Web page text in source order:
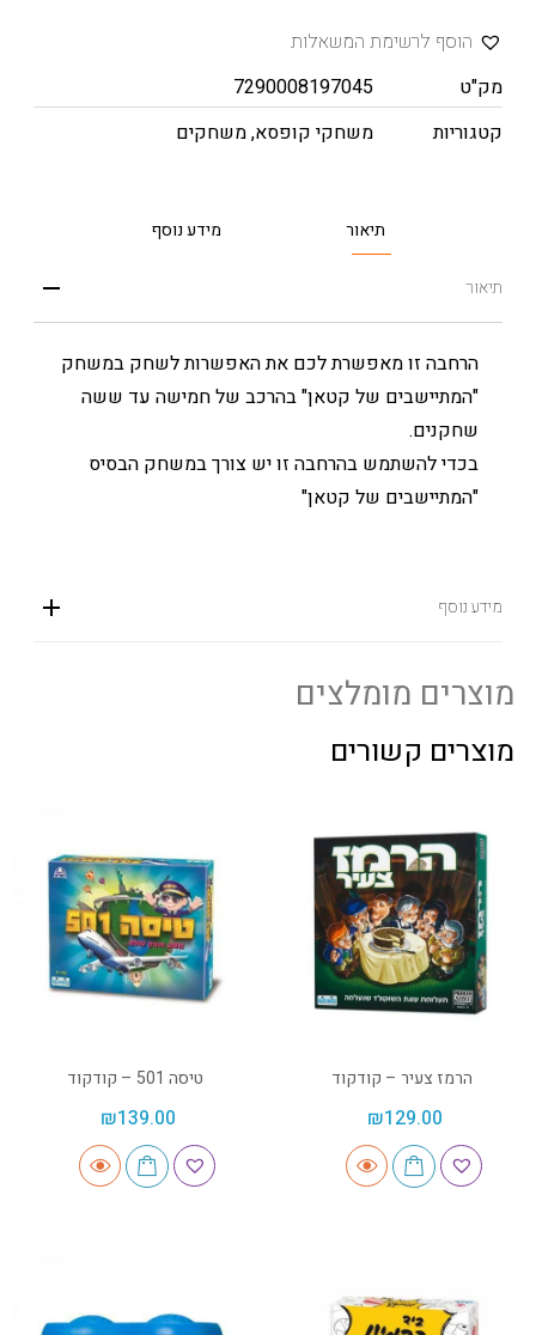
הוסף לרשימת המשאלות
מק"ט
7290008197045
קטגוריות
משחקי קופסא,משחקים
תיאור מידע נוסף
תיאור
הרחבה זו מאפשרת לכם את האפשרות לשחק במשחק
"המתיישבים של קטאן" בהרכב של חמישה עד ששה
שחקנים.
בכדי להשתמש בהרחבה זו יש צורך במשחק הבסיס
"המתיישבים של קטאן"
מידע נוסף
מוצרים מומלצים
מוצרים קשורים
הרמז צעיר – קודקוד
₪129.00
טיסה 501 – קודקוד
₪139.00